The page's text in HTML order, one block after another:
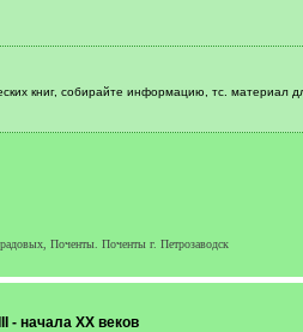
книг, собирайте информацию, тс. материал
Поченты. Поченты г. Петрозаводск
- начала XX веков